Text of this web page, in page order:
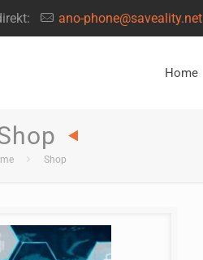
ano-phone@saveality.net
Home
Shop